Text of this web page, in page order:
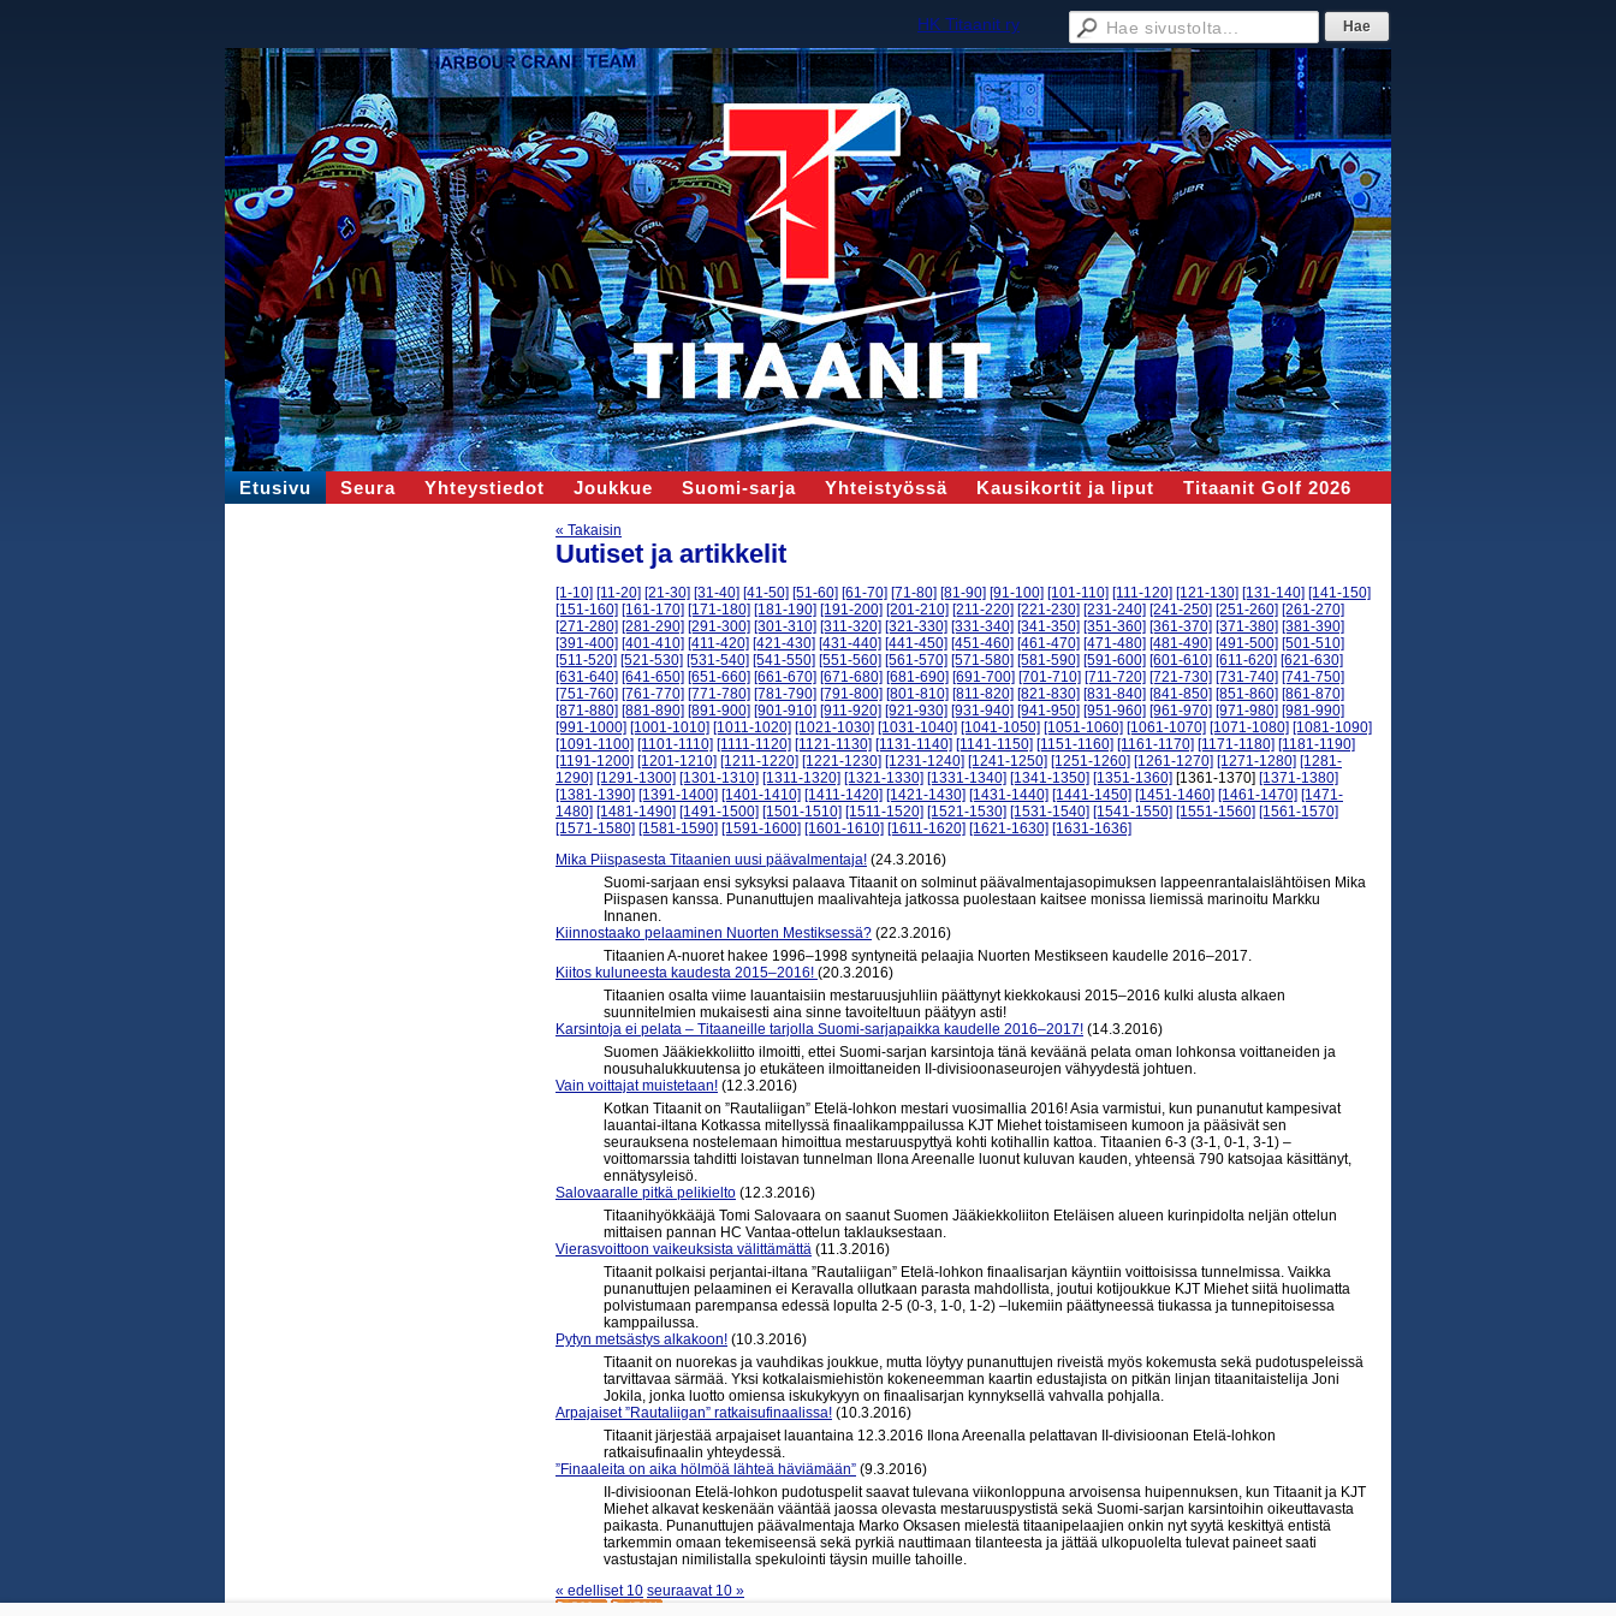
HK Titaanit ry
Etusivu Seura Yhteystiedot Joukkue Suomi-sarja Yhteistyössä Kausikortit ja liput Titaanit Golf 2026
« Takaisin
Uutiset ja artikkelit
[1-10] [11-20] [21-30] [31-40] [41-50] [51-60] [61-70] [71-80] [81-90] [91-100] [101-110] [111-120] [121-130] [131-140] [141-150]
[151-160] [161-170] [171-180] [181-190] [191-200] [201-210] [211-220] [221-230] [231-240] [241-250] [251-260] [261-270]
[271-280] [281-290] [291-300] [301-310] [311-320] [321-330] [331-340] [341-350] [351-360] [361-370] [371-380] [381-390]
[391-400] [401-410] [411-420] [421-430] [431-440] [441-450] [451-460] [461-470] [471-480] [481-490] [491-500] [501-510]
[511-520] [521-530] [531-540] [541-550] [551-560] [561-570] [571-580] [581-590] [591-600] [601-610] [611-620] [621-630]
[631-640] [641-650] [651-660] [661-670] [671-680] [681-690] [691-700] [701-710] [711-720] [721-730] [731-740] [741-750]
[751-760] [761-770] [771-780] [781-790] [791-800] [801-810] [811-820] [821-830] [831-840] [841-850] [851-860] [861-870]
[871-880] [881-890] [891-900] [901-910] [911-920] [921-930] [931-940] [941-950] [951-960] [961-970] [971-980] [981-990]
[991-1000] [1001-1010] [1011-1020] [1021-1030] [1031-1040] [1041-1050] [1051-1060] [1061-1070] [1071-1080] [1081-1090]
[1091-1100] [1101-1110] [1111-1120] [1121-1130] [1131-1140] [1141-1150] [1151-1160] [1161-1170] [1171-1180] [1181-1190]
[1191-1200] [1201-1210] [1211-1220] [1221-1230] [1231-1240] [1241-1250] [1251-1260] [1261-1270] [1271-1280] [1281-
1290] [1291-1300] [1301-1310] [1311-1320] [1321-1330] [1331-1340] [1341-1350] [1351-1360] [1361-1370] [1371-1380]
[1381-1390] [1391-1400] [1401-1410] [1411-1420] [1421-1430] [1431-1440] [1441-1450] [1451-1460] [1461-1470] [1471-
1480] [1481-1490] [1491-1500] [1501-1510] [1511-1520] [1521-1530] [1531-1540] [1541-1550] [1551-1560] [1561-1570]
[1571-1580] [1581-1590] [1591-1600] [1601-1610] [1611-1620] [1621-1630] [1631-1636]
Mika Piispasesta Titaanien uusi päävalmentaja! (24.3.2016)
Suomi-sarjaan ensi syksyksi palaava Titaanit on solminut päävalmentajasopimuksen lappeenrantalaislähtöisen Mika
Piispasen kanssa. Punanuttujen maalivahteja jatkossa puolestaan kaitsee monissa liemissä marinoitu Markku
Innanen.
Kiinnostaako pelaaminen Nuorten Mestiksessä? (22.3.2016)
Titaanien A-nuoret hakee 1996–1998 syntyneitä pelaajia Nuorten Mestikseen kaudelle 2016–2017.
Kiitos kuluneesta kaudesta 2015–2016! (20.3.2016)
Titaanien osalta viime lauantaisiin mestaruusjuhliin päättynyt kiekkokausi 2015–2016 kulki alusta alkaen
suunnitelmien mukaisesti aina sinne tavoiteltuun päätyyn asti!
Karsintoja ei pelata – Titaaneille tarjolla Suomi-sarjapaikka kaudelle 2016–2017! (14.3.2016)
Suomen Jääkiekkoliitto ilmoitti, ettei Suomi-sarjan karsintoja tänä keväänä pelata oman lohkonsa voittaneiden ja
nousuhalukkuutensa jo etukäteen ilmoittaneiden II-divisioonaseurojen vähyydestä johtuen.
Vain voittajat muistetaan! (12.3.2016)
Kotkan Titaanit on ”Rautaliigan” Etelä-lohkon mestari vuosimallia 2016! Asia varmistui, kun punanutut kampesivat
lauantai-iltana Kotkassa mitellyssä finaalikamppailussa KJT Miehet toistamiseen kumoon ja pääsivät sen
seurauksena nostelemaan himoittua mestaruuspyttyä kohti kotihallin kattoa. Titaanien 6-3 (3-1, 0-1, 3-1) –
voittomarssia tahditti loistavan tunnelman Ilona Areenalle luonut kuluvan kauden, yhteensä 790 katsojaa käsittänyt,
ennätysyleisö.
Salovaaralle pitkä pelikielto (12.3.2016)
Titaanihyökkääjä Tomi Salovaara on saanut Suomen Jääkiekkoliiton Eteläisen alueen kurinpidolta neljän ottelun
mittaisen pannan HC Vantaa-ottelun taklauksestaan.
Vierasvoittoon vaikeuksista välittämättä (11.3.2016)
Titaanit polkaisi perjantai-iltana ”Rautaliigan” Etelä-lohkon finaalisarjan käyntiin voittoisissa tunnelmissa. Vaikka
punanuttujen pelaaminen ei Keravalla ollutkaan parasta mahdollista, joutui kotijoukkue KJT Miehet siitä huolimatta
polvistumaan parempansa edessä lopulta 2-5 (0-3, 1-0, 1-2) –lukemiin päättyneessä tiukassa ja tunnepitoisessa
kamppailussa.
Pytyn metsästys alkakoon! (10.3.2016)
Titaanit on nuorekas ja vauhdikas joukkue, mutta löytyy punanuttujen riveistä myös kokemusta sekä pudotuspeleissä
tarvittavaa särmää. Yksi kotkalaismiehistön kokeneemman kaartin edustajista on pitkän linjan titaanitaistelija Joni
Jokila, jonka luotto omiensa iskukykyyn on finaalisarjan kynnyksellä vahvalla pohjalla.
Arpajaiset ”Rautaliigan” ratkaisufinaalissa! (10.3.2016)
Titaanit järjestää arpajaiset lauantaina 12.3.2016 Ilona Areenalla pelattavan II-divisioonan Etelä-lohkon
ratkaisufinaalin yhteydessä.
”Finaaleita on aika hölmöä lähteä häviämään” (9.3.2016)
II-divisioonan Etelä-lohkon pudotuspelit saavat tulevana viikonloppuna arvoisensa huipennuksen, kun Titaanit ja KJT
Miehet alkavat keskenään vääntää jaossa olevasta mestaruuspystistä sekä Suomi-sarjan karsintoihin oikeuttavasta
paikasta. Punanuttujen päävalmentaja Marko Oksasen mielestä titaanipelaajien onkin nyt syytä keskittyä entistä
tarkemmin omaan tekemiseensä sekä pyrkiä nauttimaan tilanteesta ja jättää ulkopuolelta tulevat paineet saati
vastustajan nimilistalla spekulointi täysin muille tahoille.
« edelliset 10 seuraavat 10 »